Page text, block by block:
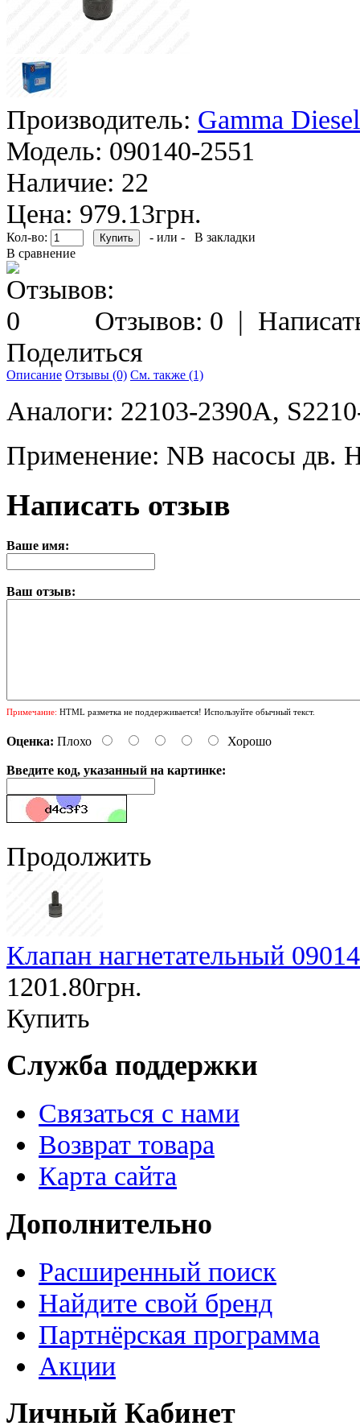
Производитель: Gamma Diesel
Модель: 090140-2551
Наличие: 22
Цена: 979.13грн.
Кол-во: - или -
В закладки
В сравнение
Отзывов: 0 |
Поделиться
Описание Отзывы (0) См. также (1)
Аналоги: 22103-2390A,
Применение: NB насосы дв.
Написать отзыв
Ваше имя:
Ваш отзыв:
Примечание: HTML разметка не поддерживается! Используйте обычный текст.
Оценка: Плохо Хорошо
Введите код, указанный на картинке:
Продолжить
Клапан нагнетательный
1201.80грн.
Купить
Служба поддержки
Связаться с нами
Возврат товара
Карта сайта
Дополнительно
Расширенный поиск
Найдите свой бренд
Партнёрская программа
Акции
Личный Кабинет